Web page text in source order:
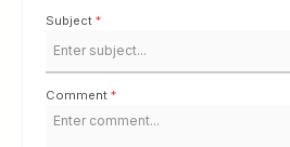
Subject *
Comment *